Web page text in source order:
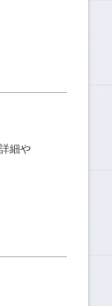
細や